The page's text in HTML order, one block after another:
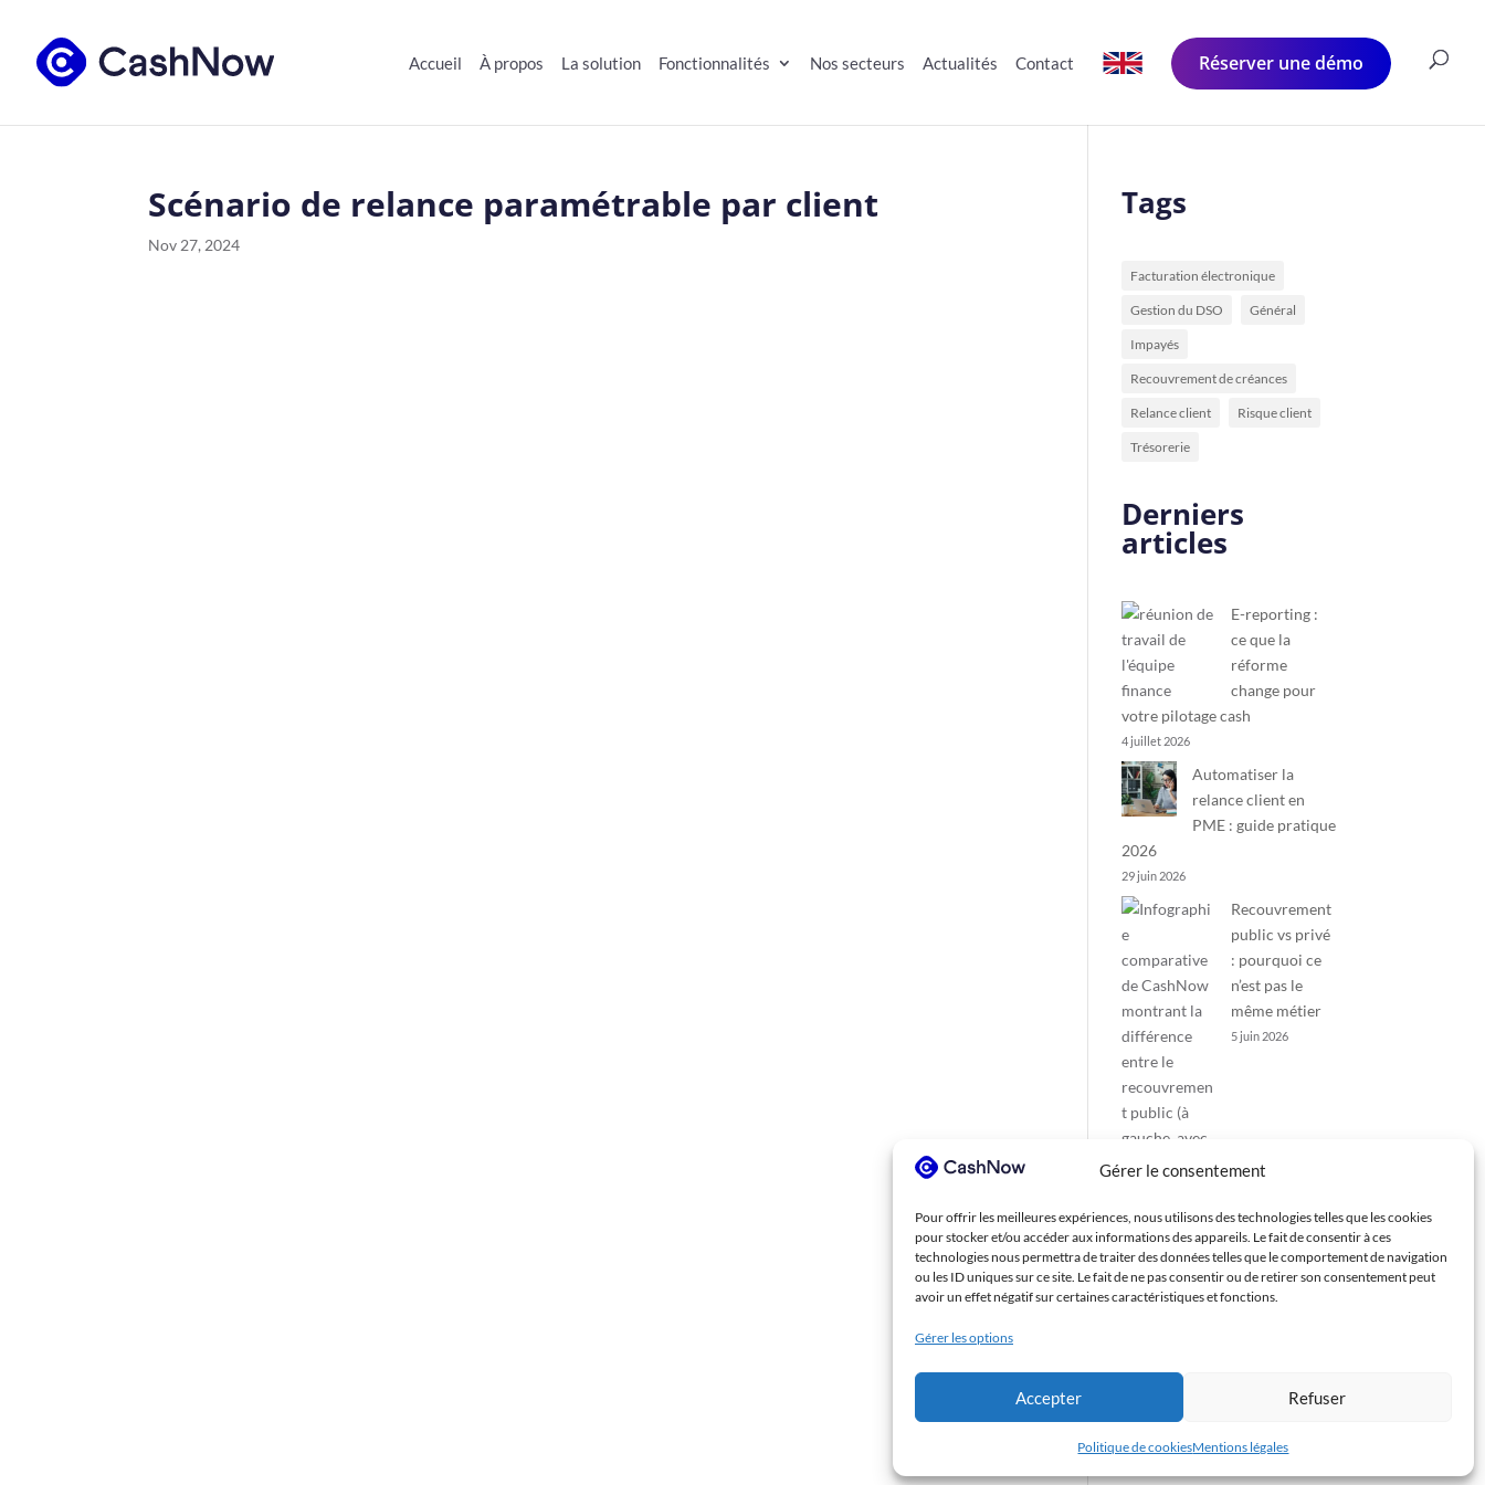
Gérer le consentement
Pour offrir les meilleures expériences, nous utilisons des technologies telles que les cookies
pour stocker et/ou accéder aux informations des appareils. Le fait de consentir à ces
technologies nous permettra de traiter des données telles que le comportement de navigation
ou les ID uniques sur ce site. Le fait de ne pas consentir ou de retirer son consentement peut
avoir un effet négatif sur certaines caractéristiques et fonctions.
Gérer les options
Accepter Refuser
Politique de cookiesMentions légales
Accueil À propos La solution Fonctionnalités Nos secteurs Actualités Contact Réserver une démo
Scénario de relance paramétrable par client
Nov 27, 2024
Tags
Facturation électronique
Gestion du DSO Général
Impayés
Recouvrement de créances
Relance client Risque client
Trésorerie
Derniers
articles
E-reporting :
ce que la
réforme
change pour
votre pilotage cash
4 juillet 2026
Automatiser la
relance client en
PME : guide pratique
2026
29 juin 2026
Recouvrement
public vs privé
: pourquoi ce
n’est pas le
même métier
5 juin 2026